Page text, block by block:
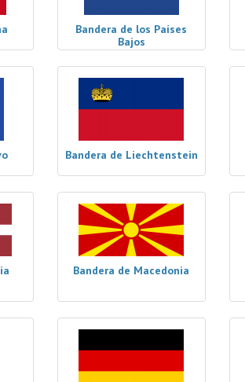
Bandera de los Países
Bajos
Bandera de Liechtenstein
Bandera de Macedonia